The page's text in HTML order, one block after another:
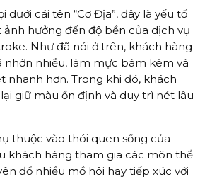
dưới cái tên “Cơ Địa”, đây là yếu tố
hưởng đến độ bền của dịch vụ
Như đã nói ở trên, khách hàng
nhờn nhiều, làm mực bám kém và
nhanh hơn. Trong khi đó, khách
giữ màu ổn định và duy trì nét lâu
thuộc vào thói quen sống của
khách hàng tham gia các môn thể
đổ nhiều mồ hôi hay tiếp xúc với